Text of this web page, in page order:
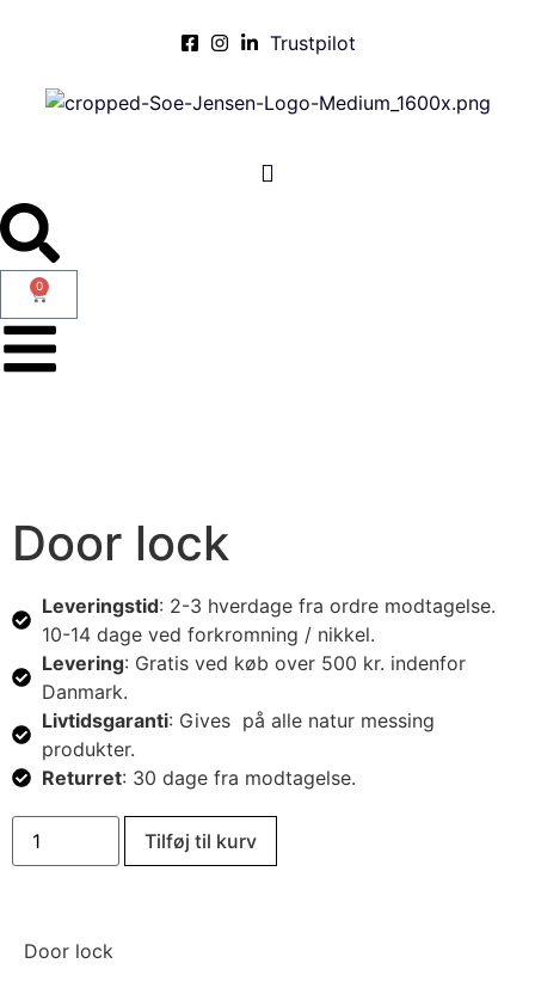
Trustpilot
0
Door lock
Leveringstid: 2-3 hverdage fra ordre modtagelse.
10-14 dage ved forkromning / nikkel.
Levering: Gratis ved køb over 500 kr. indenfor
Danmark.
Livtidsgaranti: Gives på alle natur messing
produkter.
Returret: 30 dage fra modtagelse.
Tilføj til kurv
Door lock